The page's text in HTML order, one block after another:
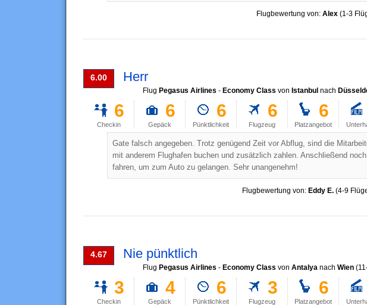
Flugbewertung von: Alex (1-3
6.00 Herr
Flug Pegasus Airlines - Economy Class von Istanbul nach
6
Checkin
6
Gepäck
6
Pünktlichkeit
6
Flugzeug
6
Platzangebot
Gate falsch angegeben. Trotz genügend Zeit vor Abflug, sind die
mit anderem Flughafen buchen und zusätzlich zahlen. Anschließend
fahren, um zum Auto zu gelangen. Sehr unangenehm!
Flugbewertung von: Eddy E. (4-9
4.67 Nie pünktlich
Flug Pegasus Airlines - Economy Class von Antalya nach Wien
3
Checkin
4
Gepäck
6
Pünktlichkeit
3
Flugzeug
6
Platzangebot